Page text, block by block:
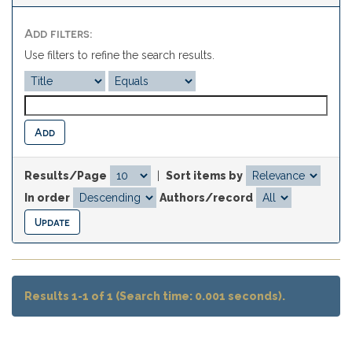
Add filters:
Use filters to refine the search results.
Results/Page
Sort items by
In order
Authors/record
Results 1-1 of 1 (Search time: 0.001 seconds).